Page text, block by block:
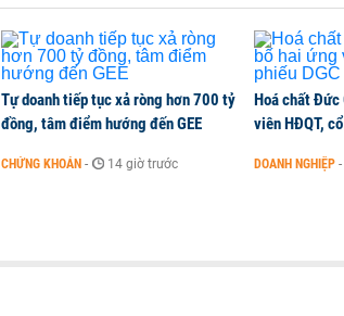
Tự doanh tiếp tục xả ròng hơn 700 tỷ
đồng, tâm điểm hướng đến GEE
CHỨNG KHOÁN - 14 giờ trước
Hoá chất Đức
viên HĐQT,
DOANH NGHIỆP -